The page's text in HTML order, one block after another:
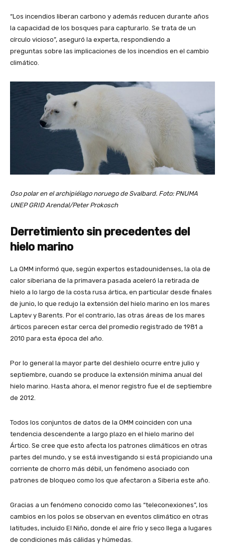
“Los incendios liberan carbono y además reducen durante años
la capacidad de los bosques para capturarlo. Se trata de un
círculo vicioso”, aseguró la experta, respondiendo a
preguntas sobre las implicaciones de los incendios en el cambio
climático.
Oso polar en el archipiélago noruego de Svalbard. Foto: PNUMA
UNEP GRID Arendal/Peter Prokosch
Derretimiento sin precedentes del
hielo marino
La OMM informó que, según expertos estadounidenses, la ola de
calor siberiana de la primavera pasada aceleró la retirada de
hielo a lo largo de la costa rusa ártica, en particular desde finales
de junio, lo que redujo la extensión del hielo marino en los mares
Laptev y Barents. Por el contrario, las otras áreas de los mares
árticos parecen estar cerca del promedio registrado de 1981 a
2010 para esta época del año.
Por lo general la mayor parte del deshielo ocurre entre julio y
septiembre, cuando se produce la extensión mínima anual del
hielo marino. Hasta ahora, el menor registro fue el de septiembre
de 2012.
Todos los conjuntos de datos de la OMM coinciden con una
tendencia descendente a largo plazo en el hielo marino del
Ártico. Se cree que esto afecta los patrones climáticos en otras
partes del mundo, y se está investigando si está propiciando una
corriente de chorro más débil, un fenómeno asociado con
patrones de bloqueo como los que afectaron a Siberia este año.
Gracias a un fenómeno conocido como las “teleconexiones”, los
cambios en los polos se observan en eventos climático en otras
latitudes, incluido El Niño, donde el aire frío y seco llega a lugares
de condiciones más cálidas y húmedas.